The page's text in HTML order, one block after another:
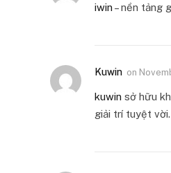
iwin – nền tảng
Kuwin on
kuwin sở hữu
giải trí tuyệt vời.